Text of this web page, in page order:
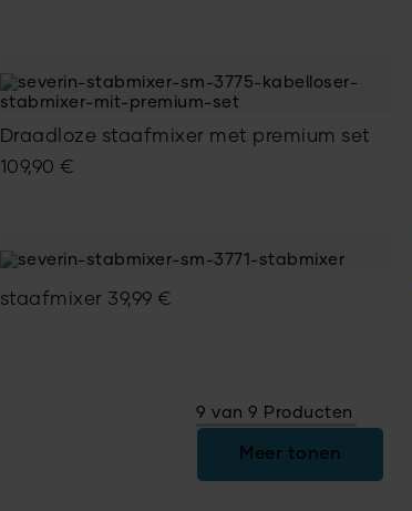
Draadloze staafmixer met premium set
109,90€
staafmixer 39,99€
9 van 9 Producten
Meer tonen